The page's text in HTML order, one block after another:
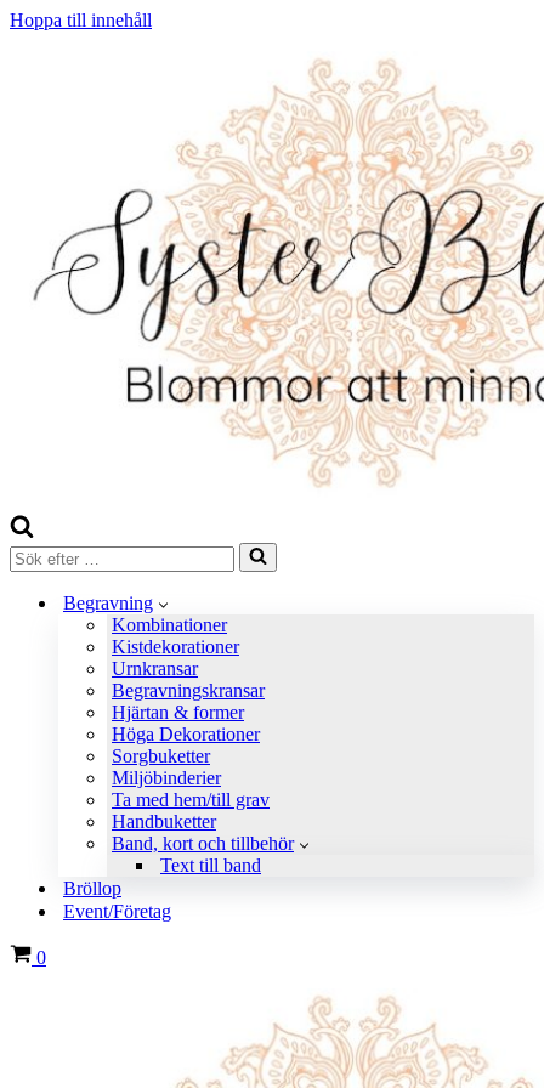
Hoppa till innehåll
Sök
efter
Begravning
Kombinationer
Kistdekorationer
Urnkransar
Begravningskransar
Hjärtan & former
Höga Dekorationer
Sorgbuketter
Miljöbinderier
Ta med hem/till grav
Handbuketter
Band, kort och tillbehör
Text till band
Bröllop
Event/Företag
Varukorg
0